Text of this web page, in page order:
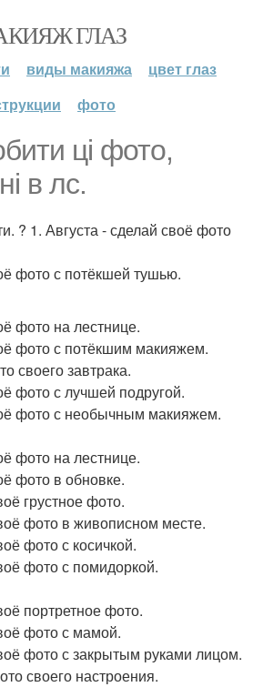
ГЛАЗ
виды макияжа
цвет глаз
фото
цi фото,
в лс.
? 1. Августа - сделай своё фото
фото с потёкшей тушью.
фото на лестнице.
фото с потёкшим макияжем.
своего завтрака.
фото с лучшей подругой.
фото с необычным макияжем.
фото на лестнице.
фото в обновке.
грустное фото.
фото в живописном месте.
фото с косичкой.
фото с помидоркой.
портретное фото.
фото с мамой.
фото с закрытым руками лицом.
своего настроения.